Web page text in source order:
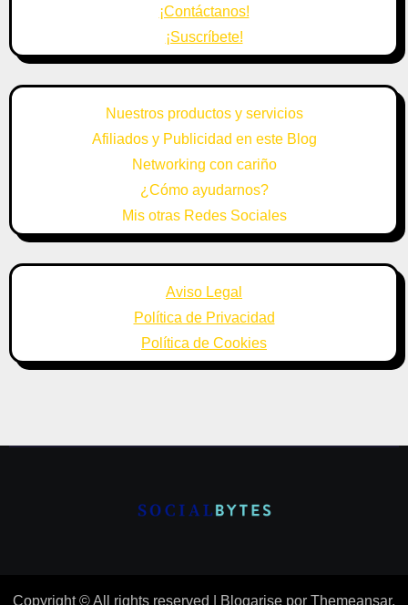
¡Contáctanos!
¡Suscríbete!
Nuestros productos y servicios
Afiliados y Publicidad en este Blog
Networking con cariño
¿Cómo ayudarnos?
Mis otras Redes Sociales
Aviso Legal
Política de Privacidad
Política de Cookies
Copyright © All rights reserved Blogarise por Themeansar.